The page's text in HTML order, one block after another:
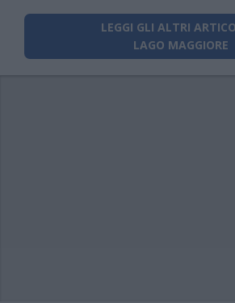
LEGGI GLI ALTRI
LAGO MAGGIORE